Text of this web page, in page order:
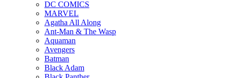
DC COMICS
MARVEL
Agatha All Along
Ant-Man & The Wasp
Aquaman
Avengers
Batman
Black Adam